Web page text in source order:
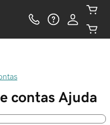
contas Ajuda